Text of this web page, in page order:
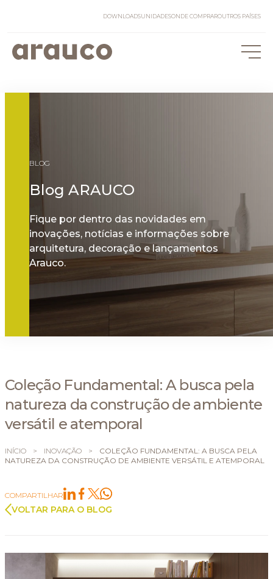
DOWNLOADSUNIDADESONDE COMPRAROUTROS PAÍSES
BLOG
Blog ARAUCO
Fique por dentro das novidades em
inovações, notícias e informações sobre
arquitetura, decoração e lançamentos
Arauco.
Coleção Fundamental: A busca pela
natureza da construção de ambiente
versátil e atemporal
INÍCIO > INOVAÇÃO >
COLEÇÃO FUNDAMENTAL: A BUSCA PELA
NATUREZA DA CONSTRUÇÃO DE AMBIENTE VERSÁTIL E ATEMPORAL
COMPARTILHAR
VOLTAR PARA O BLOG